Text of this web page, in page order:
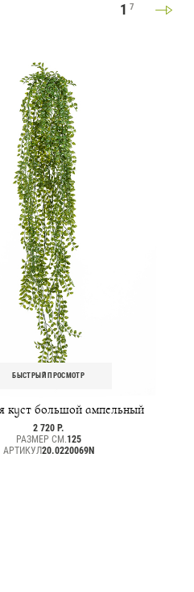
БЫСТРЫЙ ПРОСМОТР
куст большой ампельный
2 720 Р.
РАЗМЕР СМ.125
АРТИКУЛ20.0220069N
1 7